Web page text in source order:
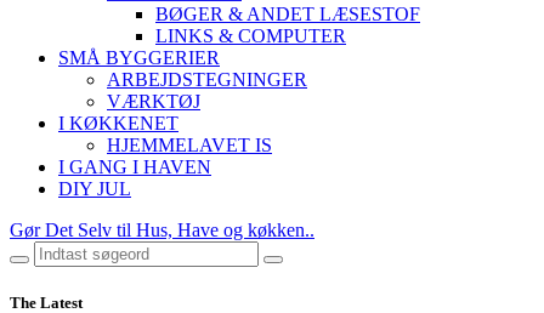
BØGER & ANDET LÆSESTOF
LINKS & COMPUTER
SMÅ BYGGERIER
ARBEJDSTEGNINGER
VÆRKTØJ
I KØKKENET
HJEMMELAVET IS
I GANG I HAVEN
DIY JUL
Gør Det Selv til Hus, Have og køkken..
The Latest